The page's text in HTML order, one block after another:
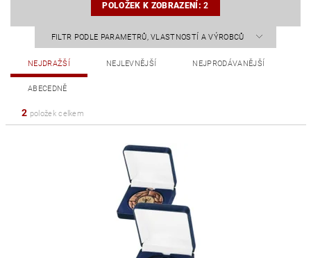
POLOŽEK K ZOBRAZENÍ:2
FILTR PODLE PARAMETRŮ, VLASTNOSTÍ A VÝROBCŮ
NEJDRAŽŠÍ NEJLEVNĚJŠÍ NEJPRODÁVANĚJŠÍ
ABECEDNĚ
2 položek celkem